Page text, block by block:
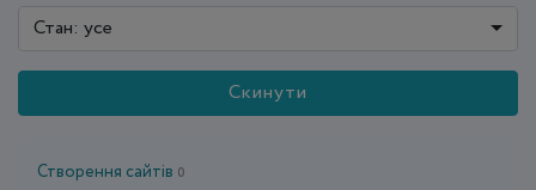
Стан: усе
Скинути
Створення сайтів 0